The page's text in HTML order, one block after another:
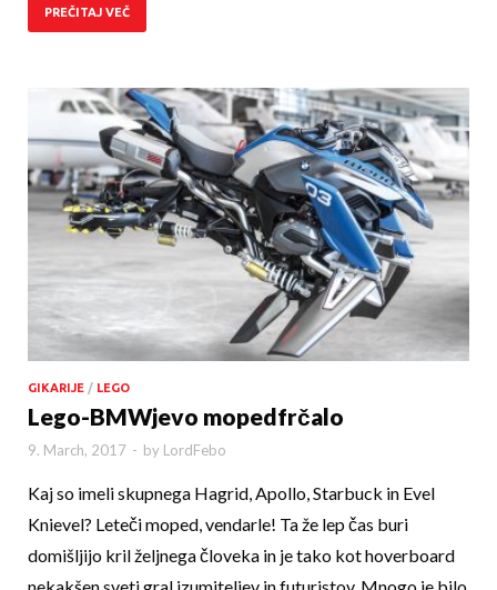
PREČITAJ VEČ
GIKARIJE / LEGO
Lego-BMWjevo mopedfrčalo
9. March, 2017 - by LordFebo
Kaj so imeli skupnega Hagrid, Apollo, Starbuck in Evel
Knievel? Leteči moped, vendarle! Ta že lep čas buri
domišljijo kril željnega človeka in je tako kot hoverboard